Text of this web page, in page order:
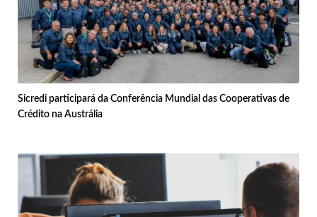
Sicredi participará da Conferência Mundial das Cooperativas de
Crédito na Austrália